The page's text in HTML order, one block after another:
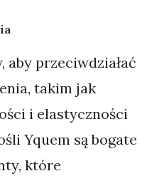
aby przeciwdziałać
takim jak
i elastyczności
Yquem są bogate
które